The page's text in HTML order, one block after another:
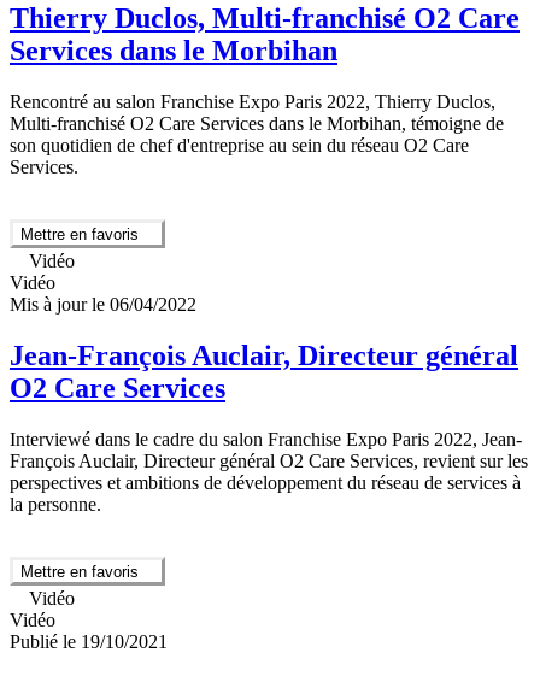
Thierry Duclos, Multi-franchisé O2 Care
Services dans le Morbihan
Rencontré au salon Franchise Expo Paris 2022, Thierry Duclos,
Multi-franchisé O2 Care Services dans le Morbihan, témoigne de
son quotidien de chef d'entreprise au sein du réseau O2 Care
Services.
Mettre en favoris
Vidéo
Vidéo
Mis à jour le 06/04/2022
Jean-François Auclair, Directeur général
O2 Care Services
Interviewé dans le cadre du salon Franchise Expo Paris 2022, Jean-
François Auclair, Directeur général O2 Care Services, revient sur les
perspectives et ambitions de développement du réseau de services à
la personne.
Mettre en favoris
Vidéo
Vidéo
Publié le 19/10/2021